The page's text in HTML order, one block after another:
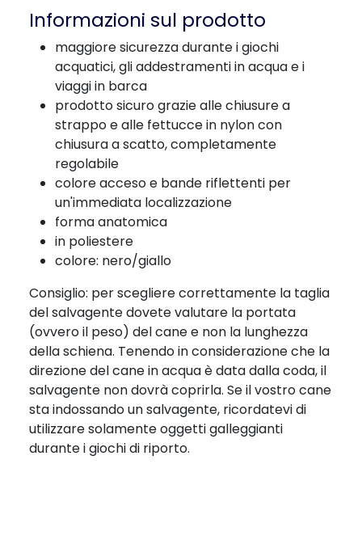
Informazioni sul prodotto
maggiore sicurezza durante i giochi
acquatici, gli addestramenti in acqua e i
viaggi in barca
prodotto sicuro grazie alle chiusure a
strappo e alle fettucce in nylon con
chiusura a scatto, completamente
regolabile
colore acceso e bande riflettenti per
un'immediata localizzazione
forma anatomica
in poliestere
colore: nero/giallo
Consiglio: per scegliere correttamente la taglia
del salvagente dovete valutare la portata
(ovvero il peso) del cane e non la lunghezza
della schiena. Tenendo in considerazione che la
direzione del cane in acqua è data dalla coda, il
salvagente non dovrà coprirla. Se il vostro cane
sta indossando un salvagente, ricordatevi di
utilizzare solamente oggetti galleggianti
durante i giochi di riporto.